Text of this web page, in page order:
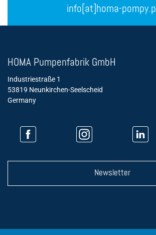
info[at]homa-pompy.pl
HOMA Pumpenfabrik GmbH
Industriestraße 1
53819 Neunkirchen-Seelscheid
Germany
Newsletter